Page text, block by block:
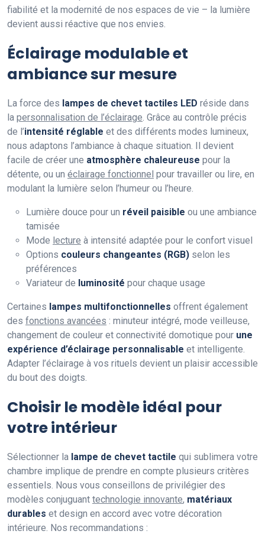
fiabilité et la modernité de nos espaces de vie – la lumière
devient aussi réactive que nos envies.
Éclairage modulable et
ambiance sur mesure
La force des lampes de chevet tactiles LED réside dans
la personnalisation de l’éclairage . Grâce au contrôle précis
de l’intensité réglable et des différents modes lumineux,
nous adaptons l’ambiance à chaque situation. Il devient
facile de créer une atmosphère chaleureuse pour la
détente, ou un éclairage fonctionnel pour travailler ou lire, en
modulant la lumière selon l’humeur ou l’heure.
Lumière douce pour un réveil paisible ou une ambiance
tamisée
Mode lecture à intensité adaptée pour le confort visuel
Options couleurs changeantes (RGB) selon les
préférences
Variateur de luminosité pour chaque usage
Certaines lampes multifonctionnelles offrent également
des fonctions avancées : minuteur intégré, mode veilleuse,
changement de couleur et connectivité domotique pour une
expérience d’éclairage personnalisable et intelligente.
Adapter l’éclairage à vos rituels devient un plaisir accessible
du bout des doigts.
Choisir le modèle idéal pour
votre intérieur
Sélectionner la lampe de chevet tactile qui sublimera votre
chambre implique de prendre en compte plusieurs critères
essentiels. Nous vous conseillons de privilégier des
modèles conjuguant technologie innovante, matériaux
durables et design en accord avec votre décoration
intérieure. Nos recommandations :